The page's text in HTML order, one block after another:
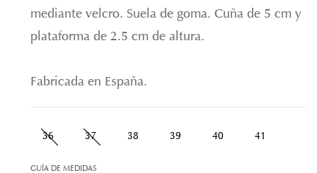
mediante velcro. Suela de goma. Cuña de 5 cm y
plataforma de 2.5 cm de altura.
Fabricada en España.
36 37 38 39 40 41
GUÍA DE MEDIDAS